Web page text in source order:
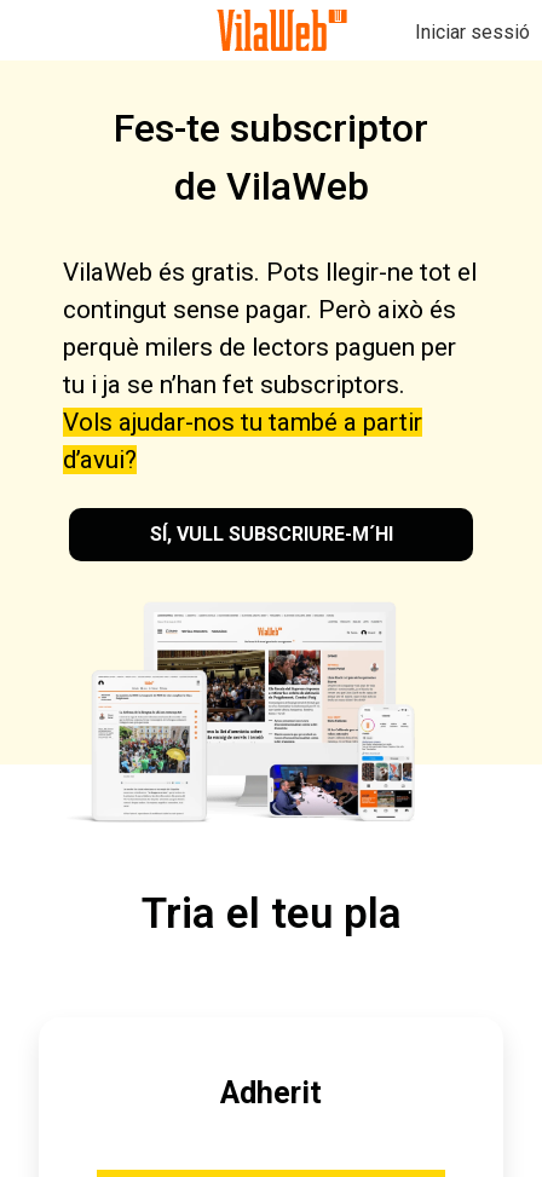
Iniciar sessió
Fes-te subscriptor
de VilaWeb
VilaWeb és gratis. Pots llegir-ne tot el
contingut sense pagar. Però això és
perquè milers de lectors paguen per
tu i ja se n’han fet subscriptors.
Vols ajudar-nos tu també a partir
d’avui?
SÍ, VULL SUBSCRIURE-M´HI
Tria el teu pla
Adherit